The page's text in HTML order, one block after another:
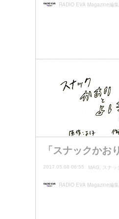
RADIO EVA Magazine編
「スナックかお
2017.05.08 06:55 MAG スナックか
RADIO EVA Magazine編